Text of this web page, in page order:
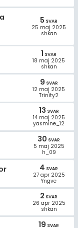
5 SVAR
25 maj 2025
shkan
1 SVAR
18 maj 2025
shkan
9 SVAR
12 maj 2025
Trinity2
13 SVAR
14 maj 2025
yasmine_12
30 SVAR
5 maj 2025
h_09
4 SVAR
27 apr 2025
Yngve
2 SVAR
26 apr 2025
shkan
19 SVAR